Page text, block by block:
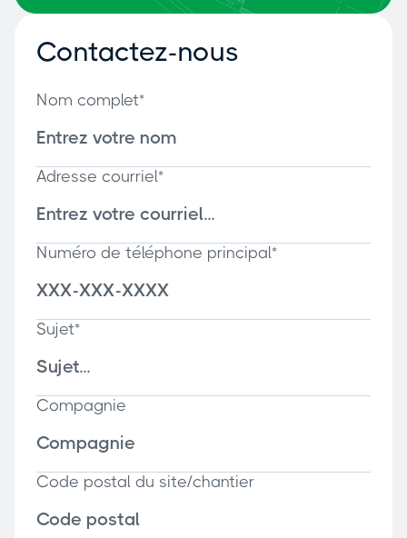
Contactez-nous
Nom complet*
Adresse courriel*
Numéro de téléphone principal*
Sujet*
Compagnie
Code postal du site/chantier